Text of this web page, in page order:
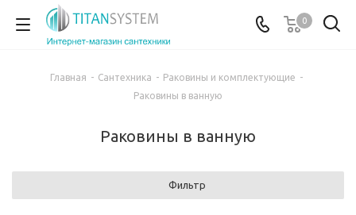
0
Главная - Сантехника - Раковины и комплектующие -
Раковины в ванную
Раковины в ванную
Фильтр